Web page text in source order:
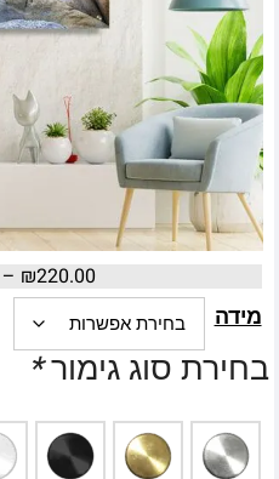
₪220.00
–
מידה
בחירת סוג גימור*